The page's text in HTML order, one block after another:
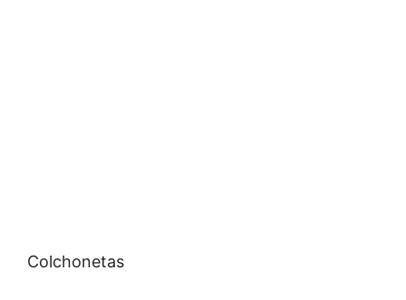
Colchonetas